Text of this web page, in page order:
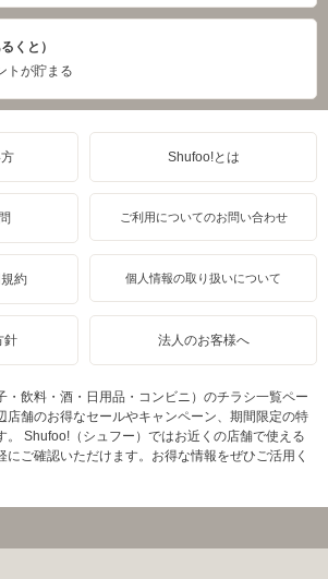
くと）
トが貯まる
Shufoo!とは
ご利用についてのお問い合わせ
約 個人情報の取り扱いについて
針 法人のお客様へ
・飲料・酒・日用品・コンビニ）のチラシ一覧ペー
店舗のお得なセールやキャンペーン、期間限定の特
。 Shufoo!（シュフー）ではお近くの店舗で使える
にご確認いただけます。お得な情報をぜひご活用く